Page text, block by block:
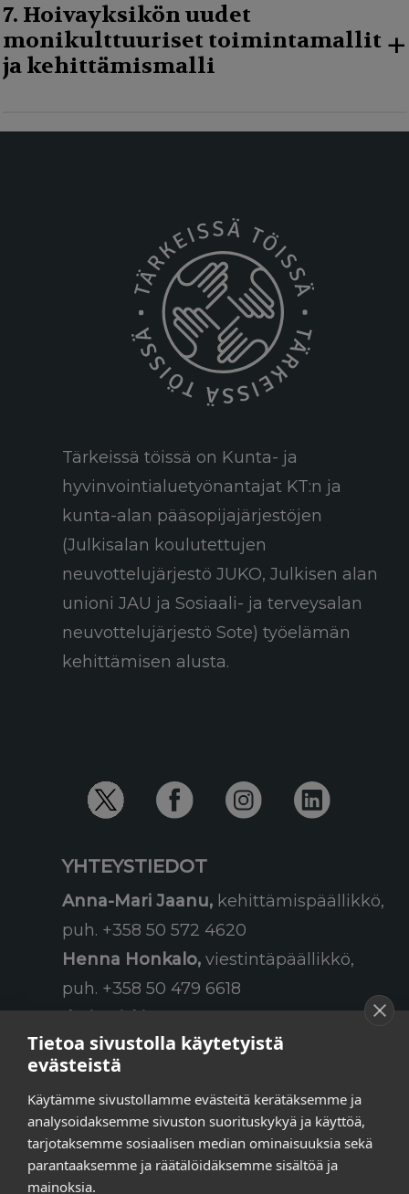
7. Hoivayksikön uudet
monikulttuuriset toimintamallit
ja kehittämismalli
+
Tärkeissä töissä on Kunta- ja
hyvinvointialuetyönantajat KT:n ja
kunta-alan pääsopijajärjestöjen
(Julkisalan koulutettujen
neuvottelujärjestö JUKO, Julkisen alan
unioni JAU ja Sosiaali- ja terveysalan
neuvottelujärjestö Sote) työelämän
kehittämisen alusta.
YHTEYSTIEDOT
Anna-Mari Jaanu, kehittämispäällikkö,
puh. +358 50 572 4620
Henna Honkalo, viestintäpäällikkö,
puh. +358 50 479 6618
Ilari Raiski, viestintä- ja
tapahtumakoordinaattori,
puh. +358 45 130 3832
Susanna Laasio, sihteeri,
puh. +358 50 590 4619
tarkeissatoissa[a]kt.fi
Tietoa sivustolla käytetyistä
evästeistä
Käytämme sivustollamme evästeitä kerätäksemme ja
analysoidaksemme sivuston suorituskykyä ja käyttöä,
tarjotaksemme sosiaalisen median ominaisuuksia sekä
parantaaksemme ja räätälöidäksemme sisältöä ja
mainoksia.